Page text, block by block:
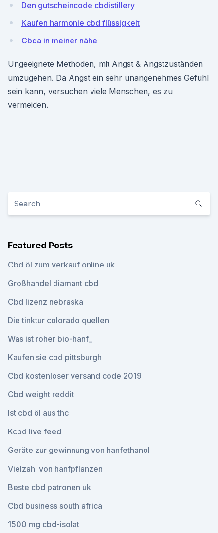
Den gutscheincode cbdistillery
Kaufen harmonie cbd flüssigkeit
Cbda in meiner nähe
Ungeeignete Methoden, mit Angst & Angstzuständen
umzugehen. Da Angst ein sehr unangenehmes Gefühl
sein kann, versuchen viele Menschen, es zu
vermeiden.
Featured Posts
Cbd öl zum verkauf online uk
Großhandel diamant cbd
Cbd lizenz nebraska
Die tinktur colorado quellen
Was ist roher bio-hanf_
Kaufen sie cbd pittsburgh
Cbd kostenloser versand code 2019
Cbd weight reddit
Ist cbd öl aus thc
Kcbd live feed
Geräte zur gewinnung von hanfethanol
Vielzahl von hanfpflanzen
Beste cbd patronen uk
Cbd business south africa
1500 mg cbd-isolat